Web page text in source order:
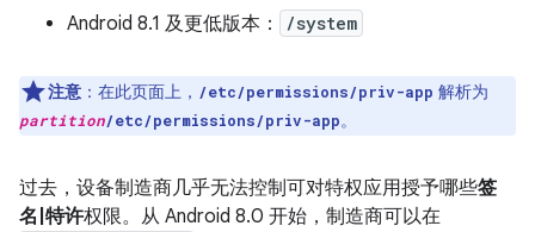
Android 8.1 及更低版本： /system
注意 ：在此页面上， /etc/permissions/priv-app 解析为
partition/etc/permissions/priv-app。
过去，设备制造商几乎无法控制可对特权应用授予哪些签
名|特许权限。从 Android 8.0 开始，制造商可以在